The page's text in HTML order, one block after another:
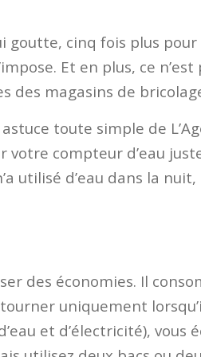
cinq fois plus pour
Et en plus, ce
des magasins de
toute simple de
compteur d’eau
utilisé d’eau dans la
des économies. Il
uniquement
et d’électricité), vous